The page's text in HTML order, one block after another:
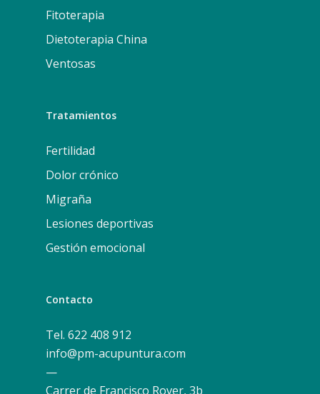
Fitoterapia
Dietoterapia China
Ventosas
Tratamientos
Fertilidad
Dolor crónico
Migraña
Lesiones deportivas
Gestión emocional
Contacto
Tel. 622 408 912
info@pm-acupuntura.com
—
Carrer de Francisco Rover, 3b